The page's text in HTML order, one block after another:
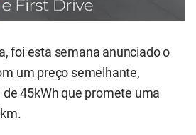
foi esta semana anunciado o
um preço semelhante,
45kWh que promete uma